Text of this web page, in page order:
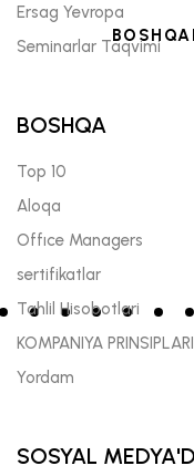
Ersag Yevropa
Seminarlar Taqvimi
BOSHQA
Top 10
Aloqa
Offıce Managers
sertifikatlar
Tahlil Hisobotlari
KOMPANIYA PRINSIPLARI
Yordam
SOSYAL